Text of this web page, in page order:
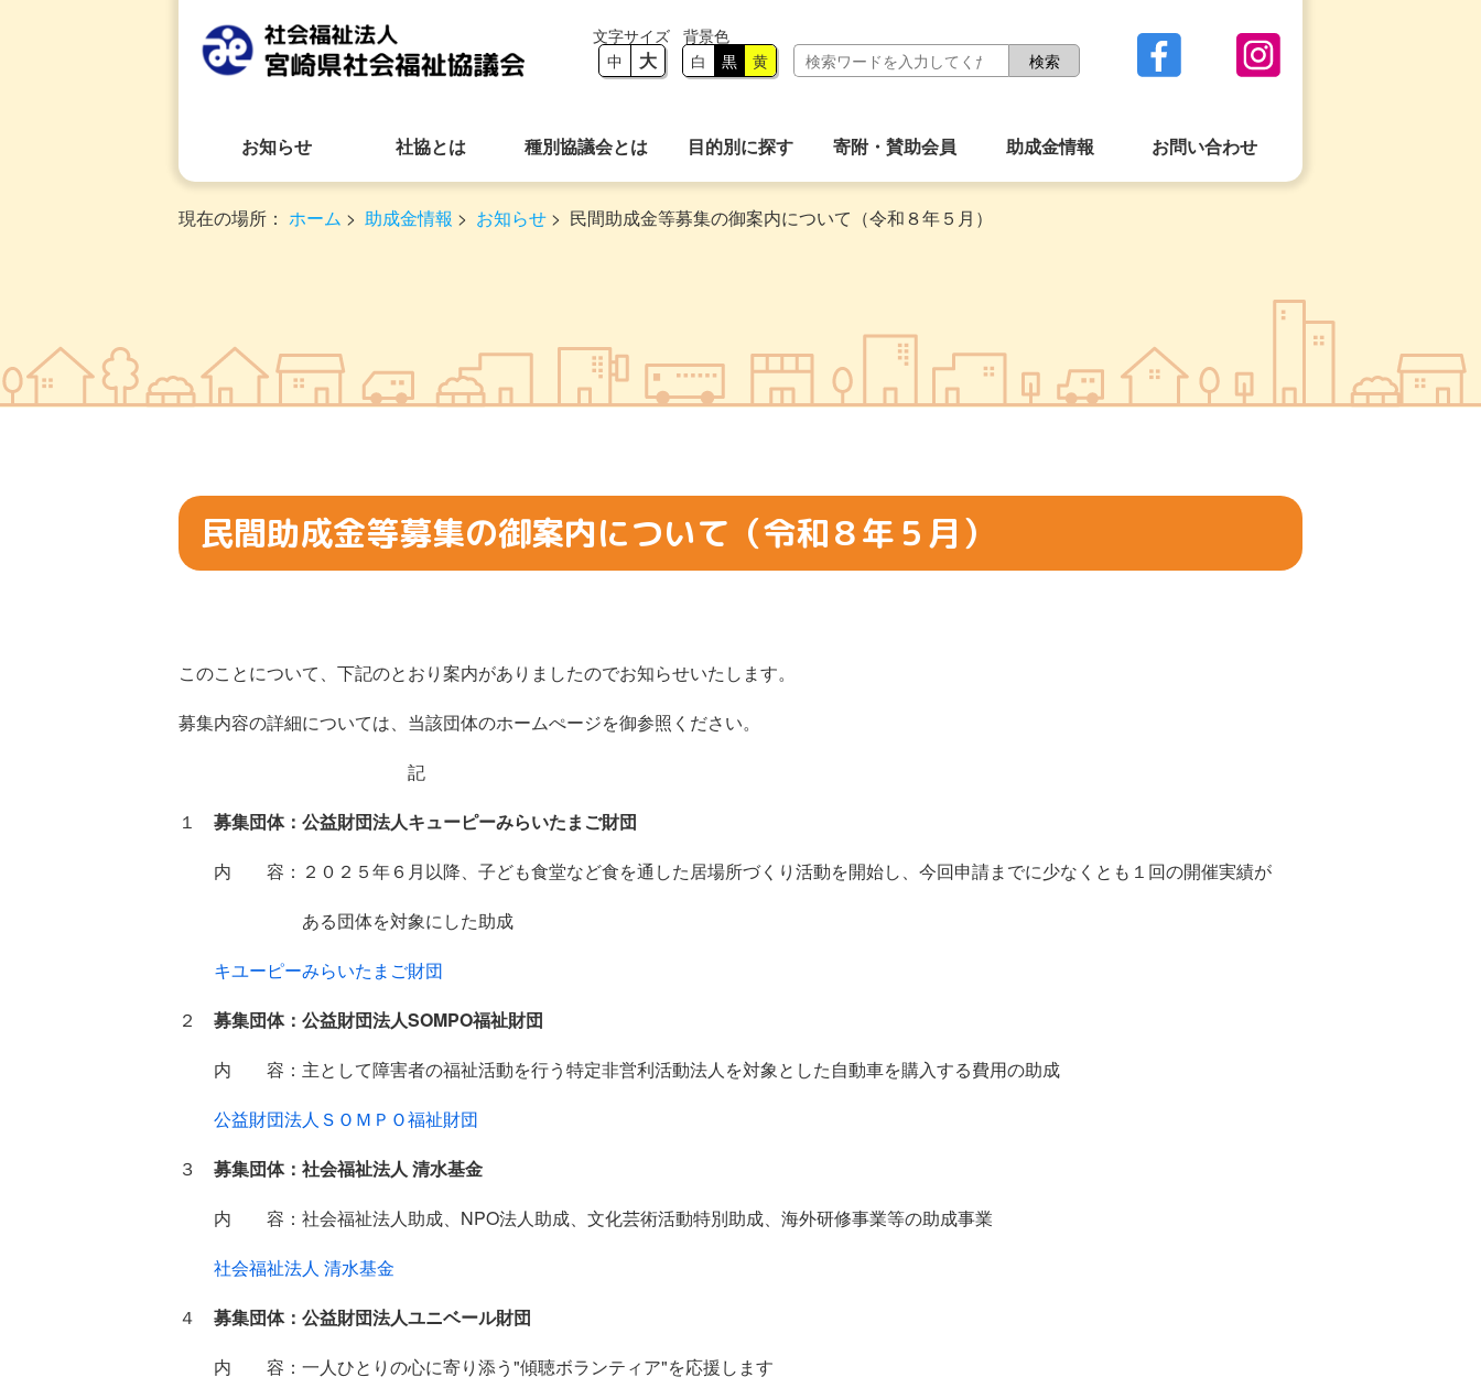
中 大 白 黒 黄
お知らせ 社協とは 種別協議会とは 目的別に探す 寄附・賛助会員 助成金情報 お問い合わせ
現在の場所： ホーム > 助成金情報 > お知らせ > 民間助成金等募集の御案内について（令和８年５月）
民間助成金等募集の御案内について（令和８年５月）
このことについて、下記のとおり案内がありましたのでお知らせいたします。
募集内容の詳細については、当該団体のホームぺージを御参照ください。
記
１ 募集団体：公益財団法人キューピーみらいたまご財団
内 容：２０２５年６月以降、子ども食堂など食を通した居場所づくり活動を開始し、今回申請までに少なくとも１回の開催実績が
ある団体を対象にした助成
キユーピーみらいたまご財団
２ 募集団体：公益財団法人SOMPO福祉財団
内 容：主として障害者の福祉活動を行う特定非営利活動法人を対象とした自動車を購入する費用の助成
公益財団法人ＳＯＭＰＯ福祉財団
３ 募集団体：社会福祉法人 清水基金
内 容：社会福祉法人助成、NPO法人助成、文化芸術活動特別助成、海外研修事業等の助成事業
社会福祉法人 清水基金
４
募集団体：公益財団法人ユニベール財団
内 容：一人ひとりの心に寄り添う"傾聴ボランティア"を応援します